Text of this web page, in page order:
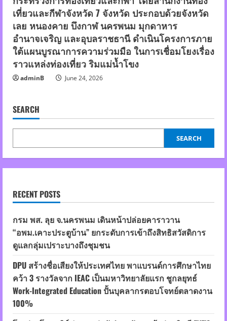
เที่ยวและกีฬาจังหวัด 7 จังหวัด ประกอบด้วยจังหวัด
เลย หนองคาย บึงกาฬ นครพนม มุกดาหาร
อำนาจเจริญ และอุบลราชธานี ดำเนินโครงการภาย
ใต้แผนบูรณาการความร่วมมือ ในการเชื่อมโยงเรื่อง
ราวแหล่งท่องเที่ยว ริมแม่น้ำโขง
adminB June 24, 2026
SEARCH
SEARCH
RECENT POSTS
กรม พส. ลุย จ.นครพนม เดินหน้าปล่อยคาราวาน
“อพม.เคาะประตูบ้าน” ยกระดับการเข้าถึงสิทธิสวัสดิการ
ดูแลกลุ่มเปราะบางถึงชุมชน
DPU สร้างชื่อเสียงให้ประเทศไทย พาแบรนด์การศึกษาไทย
คว้า 3 รางวัลจาก IEAC เป็นมหาวิทยาลัยแรก ชูกลยุทธ์
Work-Integrated Education ปั้นบุคลากรตอบโจทย์ตลาดงาน
100%